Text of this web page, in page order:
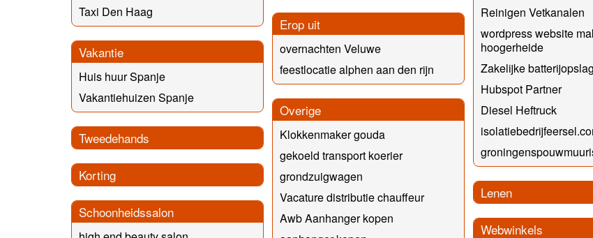
Taxi Den Haag
Vakantie
Huis huur Spanje
Vakantiehuizen Spanje
Tweedehands
Korting
Schoonheidssalon
Erop uit
overnachten Veluwe
feestlocatie alphen aan den rijn
Overige
Klokkenmaker gouda
gekoeld transport koerier
grondzuigwagen
Vacature distributie chauffeur
Awb Aanhanger kopen
Reinigen Vetkanalen
wordpress website
hoogerheide
Zakelijke batterijopslag
Hubspot Partner
Diesel Heftruck
Lenen
Webwinkels